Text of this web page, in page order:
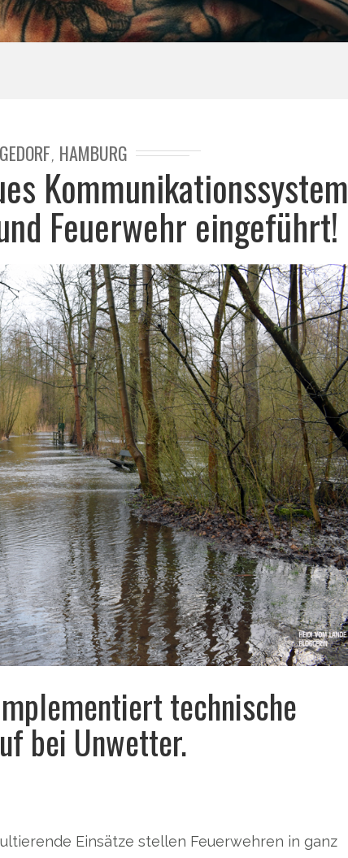
, HAMBURG
Kommunikationssystem
Feuerwehr eingeführt!
technische
bei Unwetter.
Einsätze stellen Feuerwehren in ganz